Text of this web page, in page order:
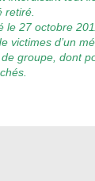
retiré.
le 27 octobre
victimes d’un
groupe, dont